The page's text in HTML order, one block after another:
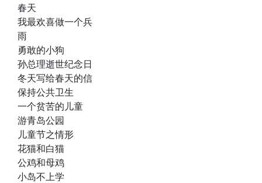
春天
我最欢喜做一个兵
雨
勇敢的小狗
孙总理逝世纪念日
冬天写给春天的信
保持公共卫生
一个贫苦的儿童
游青岛公园
儿童节之情形
花猫和白猫
公鸡和母鸡
小岛不上学